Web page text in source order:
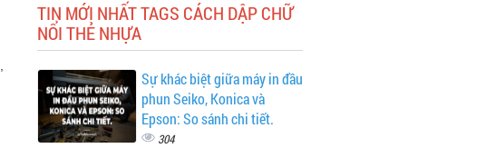
TIN MỚI NHẤT TAGS CÁCH DẬP CHỮ
NỔI THẺ NHỰA
Sự khác biệt giữa máy in đầu
phun Seiko, Konica và
Epson: So sánh chi tiết.
304